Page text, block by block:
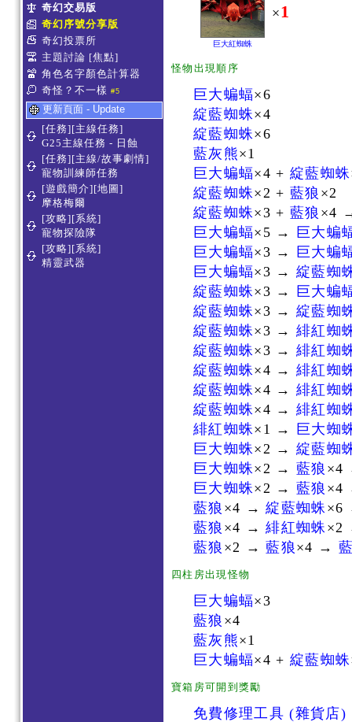
奇幻交易版
奇幻序號分享版
奇幻投票所
主題討論 [焦點]
角色名字顏色計算器
奇怪？不一樣 #5
更新頁面 - Update
[任務][主線任務]
G25主線任務 - 日蝕
[任務][主線/故事劇情]
寵物訓練師任務
[遊戲簡介][地圖]
摩格梅爾
[攻略][系統]
寵物探險隊
[攻略][系統]
精靈武器
巨大紅蜘蛛
×1
怪物出現順序
巨大蝙蝠×6
綻藍蜘蛛×4
綻藍蜘蛛×6
藍灰熊×1
巨大蝙蝠×4 +綻藍蜘蛛
綻藍蜘蛛×2 +藍狼 ×2
綻藍蜘蛛×3 +藍狼 ×4
巨大蝙蝠×5 →
巨大蝙
巨大蝙蝠×3 →
巨大蝙
巨大蝙蝠×3 →綻藍蜘
綻藍蜘蛛×3 →
巨大蝙
綻藍蜘蛛×3 →綻藍蜘
綻藍蜘蛛×3 →緋紅蜘
綻藍蜘蛛×3 →緋紅蜘
綻藍蜘蛛×4 →緋紅蜘
綻藍蜘蛛×4 →緋紅蜘
綻藍蜘蛛×4 →緋紅蜘
緋紅蜘蛛×1 →
巨大蜘
巨大蜘蛛×2 →綻藍蜘
巨大蜘蛛×2 →藍狼
巨大蜘蛛×2 →藍狼
藍狼 ×4 →綻藍蜘蛛
藍狼 ×4 →緋紅蜘蛛
藍狼 ×2 →藍狼×4 →
四柱房出現怪物
巨大蝙蝠×3
藍狼 ×4
藍灰熊×1
巨大蝙蝠×4 +綻藍蜘蛛
寶箱房可開到獎勵
免費修理工具 (雜貨店)